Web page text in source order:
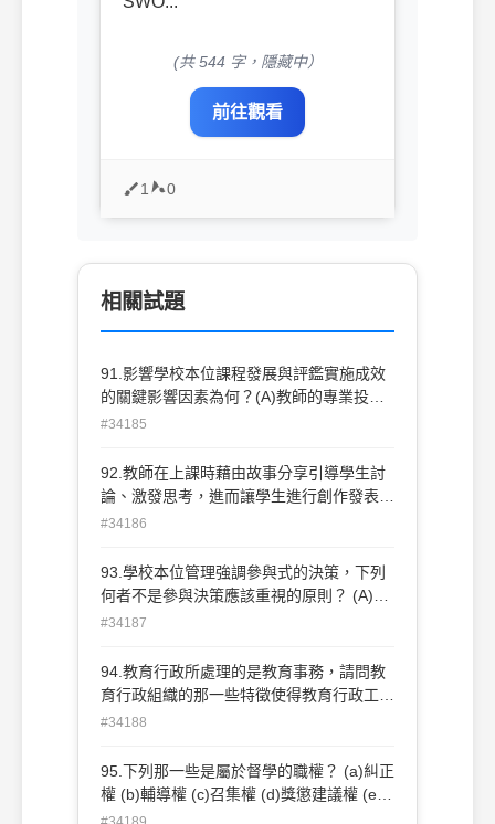
(共 544 字，隱藏中）
前往觀看
1 0
相關試題
91.影響學校本位課程發展與評鑑實施成效
的關鍵影響因素為何？(A)教師的專業投入
度(B)學校的行政舉措與管理(C)家長的介入
#34185
92.教師在上課時藉由故事分享引導學生討
論、激發思考，進而讓學生進行創作發表。
請問教師如此做，發揮了怎樣的課程實踐策
學習情境(C)給予回饋鼓勵學生參與學習(D)
運用多元教學評量方式
#34186
93.學校本位管理強調參與式的決策，下列
何者不是參與決策應該重視的原則？ (A)相
關原則(B)能力原則(C)均等原則(D)權限原
#34187
94.教育行政所處理的是教育事務，請問教
育行政組織的那一些特徵使得教育行政工作
的挑戰性大？ (a)功能複雜 (b)成效很慢 (c)
難以評鑑 (f)目標抽象複雜 (g)溝通管道不足
(A)a.b.c.f. (B)a.b.d. e.f. (C)a.b.e.f.g.
#34188
95.下列那一些是屬於督學的職權？ (a)糾正
權 (b)輔導權 (c)召集權 (d)獎懲建議權 (e)
獎懲權 (f)調動權 (g)調閱權 (A)a.b.c.e.g